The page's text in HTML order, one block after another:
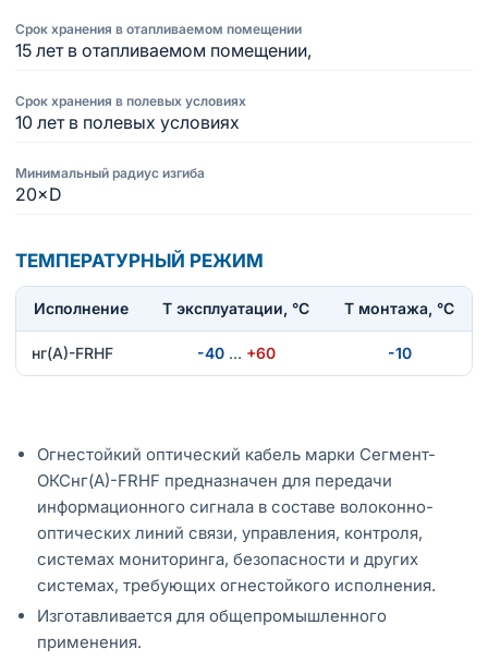
Срок хранения в отапливаемом помещении
15 лет в отапливаемом помещении,
Срок хранения в полевых условиях
10 лет в полевых условиях
Минимальный радиус изгиба
20×D
ТЕМПЕРАТУРНЫЙ РЕЖИМ
Исполнение T эксплуатации, °С Т монтажа, °С
нг(А)-FRHF -40 … +60 -10
Огнестойкий оптический кабель марки Сегмент-
ОКСнг(А)-FRHF предназначен для передачи
информационного сигнала в составе волоконно-
оптических линий связи, управления, контроля,
системах мониторинга, безопасности и других
системах, требующих огнестойкого исполнения.
Изготавливается для общепромышленного
применения.